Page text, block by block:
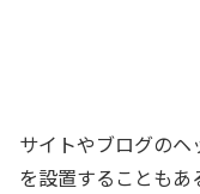
サイトやブログの
を設置することもあ